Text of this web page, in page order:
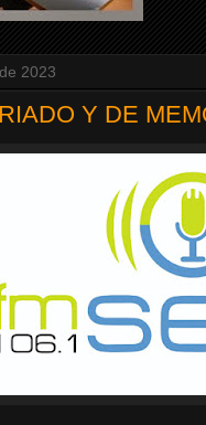
2023
Y DE